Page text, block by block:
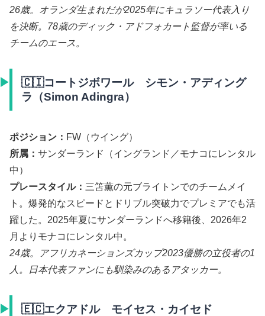
26歳。オランダ生まれだが2025年にキュラソー代表入り
を決断。78歳のディック・アドフォカート監督が率いる
チームのエース。
🇨🇮コートジボワール シモン・アディング
ラ（Simon Adingra）
ポジション： FW（ウイング）
所属： サンダーランド（イングランド／モナコにレンタル
中）
プレースタイル： 三笘薫の元ブライトンでのチームメイ
ト。爆発的なスピードとドリブル突破力でプレミアでも活
躍した。2025年夏にサンダーランドへ移籍後、2026年2
月よりモナコにレンタル中。
24歳。アフリカネーションズカップ2023優勝の立役者の1
人。日本代表ファンにも馴染みのあるアタッカー。
🇪🇨エクアドル モイセス・カイセド